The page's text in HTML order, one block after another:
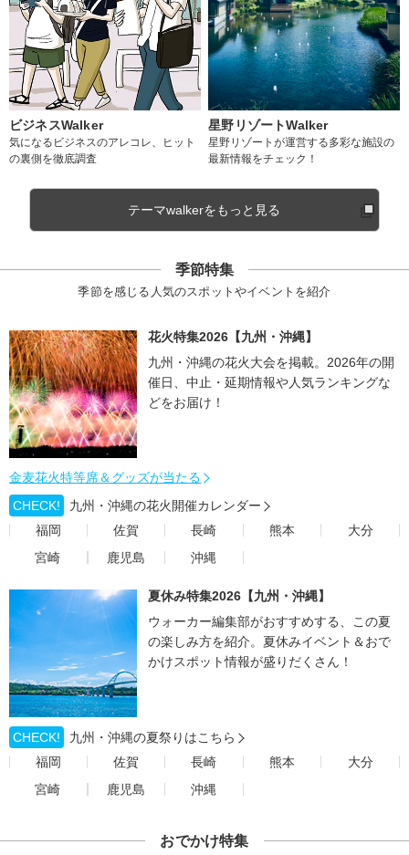
ビジネスWalker
気になるビジネスのアレコレ、ヒット
の裏側を徹底調査
星野リゾートWalker
星野リゾートが運営する多彩な施設の
最新情報をチェック！
テーマwalkerをもっと見る
季節特集
季節を感じる人気のスポットやイベントを紹介
花火特集2026【九州・沖縄】
九州・沖縄の花火大会を掲載。2026年の開
催日、中止・延期情報や人気ランキングな
どをお届け！
金麦花火特等席＆グッズが当たる
CHECK!
九州・沖縄の花火開催カレンダー
福岡
佐賀 長崎 熊本
大分
宮崎
鹿児島 沖縄
夏休み特集2026【九州・沖縄】
ウォーカー編集部がおすすめする、この夏
の楽しみ方を紹介。夏休みイベント＆おで
かけスポット情報が盛りだくさん！
CHECK!
九州・沖縄の夏祭りはこちら
福岡
佐賀 長崎 熊本
大分
宮崎
鹿児島 沖縄
おでかけ特集